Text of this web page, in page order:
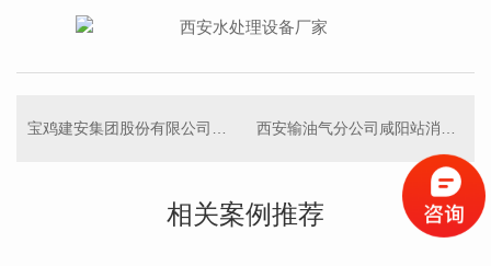
相关案例推荐